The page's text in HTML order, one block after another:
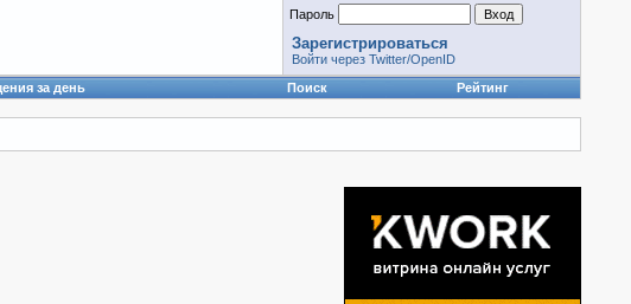
Пароль
Зарегистрироваться
Войти через Twitter/OpenID
за день Поиск Рейтинг